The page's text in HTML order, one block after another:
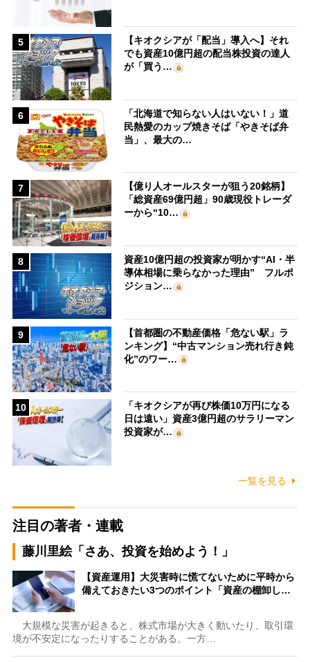
5
【キオクシアが「配当」導入へ】それ
でも資産10億円超の配当株投資の達人
が「買う…
6
「北海道で知らない人はいない！」道
民熱愛のカップ焼きそば「やきそば弁
当」、最大の…
7
【億り人オールスターが狙う20銘柄】
「総資産69億円超」90歳現役トレーダ
ーから“10…
8
資産10億円超の投資家が明かす“AI・半
導体相場に乗らなかった理由” フルポ
ジション…
9
【首都圏の不動産価格「危ない駅」ラ
ンキング】“中古マンション売れ行き鈍
化”のワー…
10
「キオクシアが再び株価10万円になる
日は遠い」資産3億円超のサラリーマン
投資家が…
一覧を見る
注目の著者・連載
藤川里絵「さあ、投資を始めよう！」
【資産運用】大災害時に慌てないために平時から
備えておきたい3つのポイント「資産の棚卸し…
大規模な災害が起きると、株式市場が大きく動いたり、取引環
境が不安定になったりすることがある。一方…